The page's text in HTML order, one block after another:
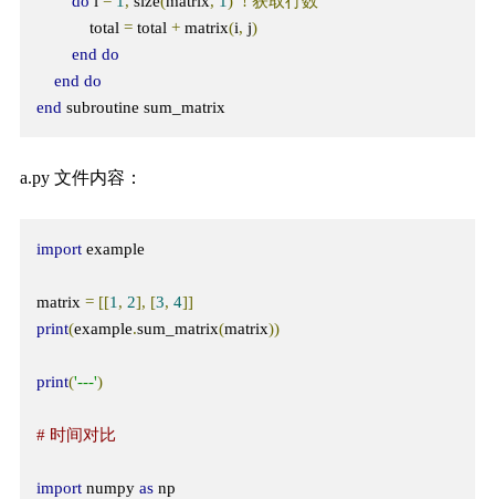
            total
= total + matrix(i, j)
end do
end do
end subroutine sum_matrix
a.py 文件内容：
import example
matrix = [[1, 2], [3, 4]]
print(example.sum_matrix(matrix))
print('---')
# 时间对比
import numpy as